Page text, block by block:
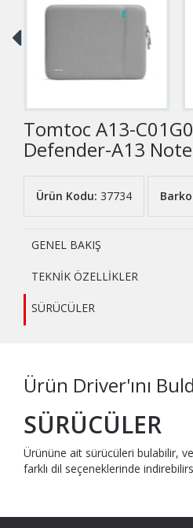
Tomtoc A13-
Defender-A13
Ürün Kodu: 37734
GENEL BAKIŞ
TEKNİK ÖZELLİKLER
SÜRÜCÜLER
Ürün Driver'ını
SÜRÜCÜLER
Ürününe ait sürücüleri bulabilir,
farklı dil seçeneklerinde